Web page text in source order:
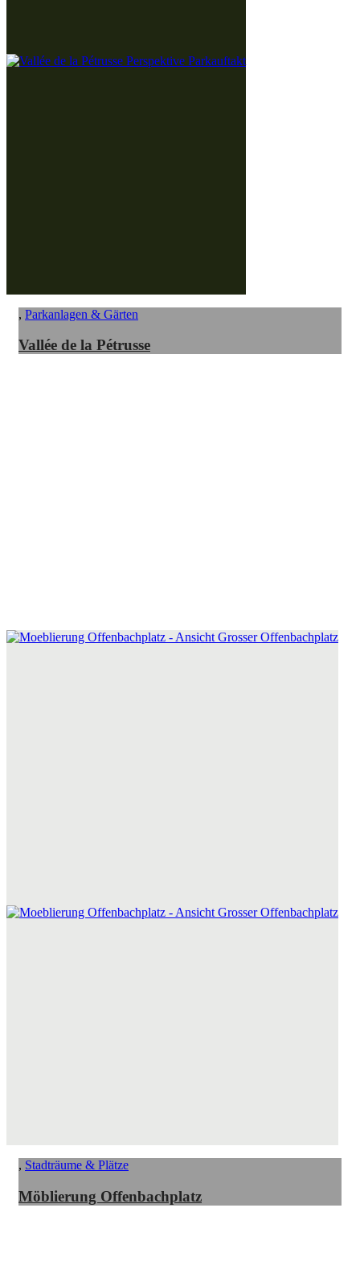
, Parkanlagen & Gärten
Vallée de la Pétrusse
, Stadträume & Plätze
Möblierung Offenbachplatz